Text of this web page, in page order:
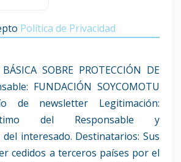
Política de Privacidad
SOBRE PROTECCIÓN DE
FUNDACIÓN SOYCOMOTU
de newsletter Legitimación:
del Responsable y
interesado. Destinatarios: Sus
cedidos a terceros países por el